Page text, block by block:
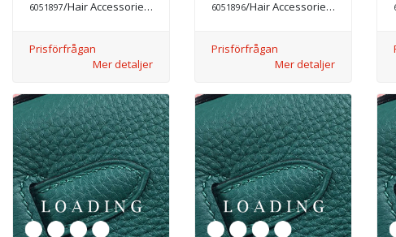
6051897/Hair Accessories från CHANEL
Prisförfrågan
Mer detaljer
6051896/Hair Accessories från CHANEL
Prisförfrågan
Mer detaljer